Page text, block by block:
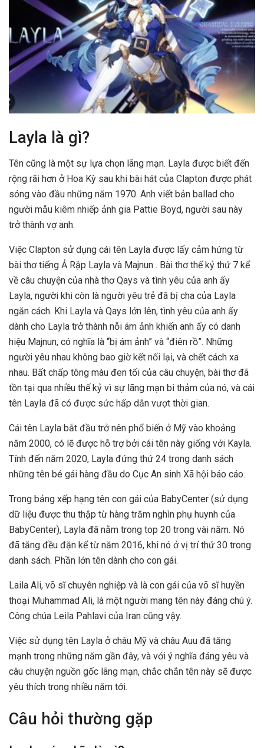
Layla là gì?
Tên cũng là một sự lựa chọn lãng mạn. Layla được biết đến
rộng rãi hơn ở Hoa Kỳ sau khi bài hát của Clapton được phát
sóng vào đầu những năm 1970. Anh viết bản ballad cho
người mẫu kiêm nhiếp ảnh gia Pattie Boyd, người sau này
trở thành vợ anh.
Việc Clapton sử dụng cái tên Layla được lấy cảm hứng từ
bài thơ tiếng Ả Rập Layla và Majnun . Bài thơ thế kỷ thứ 7 kể
về câu chuyện của nhà thơ Qays và tình yêu của anh ấy
Layla, người khi còn là người yêu trẻ đã bị cha của Layla
ngăn cách. Khi Layla và Qays lớn lên, tình yêu của anh ấy
dành cho Layla trở thành nỗi ám ảnh khiến anh ấy có danh
hiệu Majnun, có nghĩa là “bị ám ảnh” và “điên rồ”. Những
người yêu nhau không bao giờ kết nối lại, và chết cách xa
nhau. Bất chấp tông màu đen tối của câu chuyện, bài thơ đã
tồn tại qua nhiều thế kỷ vì sự lãng mạn bi thảm của nó, và cái
tên Layla đã có được sức hấp dẫn vượt thời gian.
Cái tên Layla bắt đầu trở nên phổ biến ở Mỹ vào khoảng
năm 2000, có lẽ được hỗ trợ bởi cái tên này giống với Kayla.
Tính đến năm 2020, Layla đứng thứ 24 trong danh sách
những tên bé gái hàng đầu do Cục An sinh Xã hội báo cáo.
Trong bảng xếp hạng tên con gái của BabyCenter (sử dụng
dữ liệu được thu thập từ hàng trăm nghìn phụ huynh của
BabyCenter), Layla đã nằm trong top 20 trong vài năm. Nó
đã tăng đều đặn kể từ năm 2016, khi nó ở vị trí thứ 30 trong
danh sách. Phần lớn tên dành cho con gái.
Laila Ali, võ sĩ chuyên nghiệp và là con gái của võ sĩ huyền
thoại Muhammad Ali, là một người mang tên này đáng chú ý.
Công chúa Leila Pahlavi của Iran cũng vậy.
Việc sử dụng tên Layla ở châu Mỹ và châu Auu đã tăng
mạnh trong những năm gần đây, và với ý nghĩa đáng yêu và
câu chuyện nguồn gốc lãng mạn, chắc chắn tên này sẽ được
yêu thích trong nhiều năm tới.
Câu hỏi thường gặp